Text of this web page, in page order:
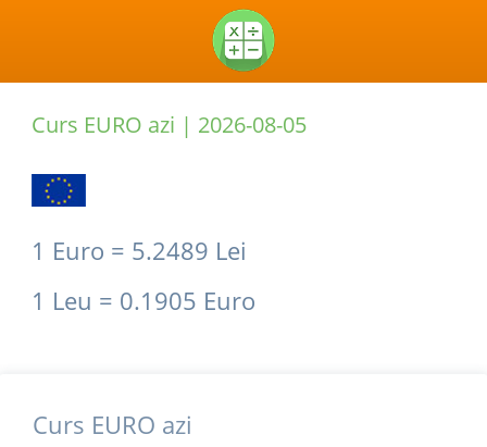
Curs EURO azi | 2026-08-05
1 Euro = 5.2489 Lei
1 Leu = 0.1905 Euro
Curs EURO azi